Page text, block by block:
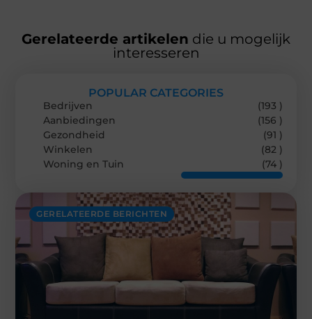
Gerelateerde artikelen die u mogelijk
interesseren
GERELATEERDE BERICHTEN
POPULAR CATEGORIES
Bedrijven
(193 )
Aanbiedingen
(156 )
Gezondheid
(91 )
Winkelen
(82 )
Woning en Tuin
(74 )